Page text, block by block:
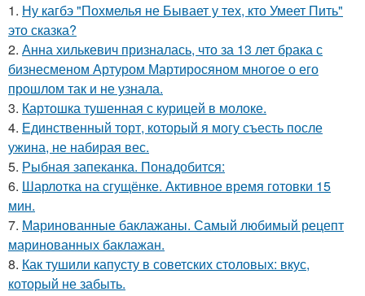
1. Ну кагбэ "Похмелья не Бывает у тех, кто Умеет Пить"
это сказка?
2. Анна хилькевич призналась, что за 13 лет брака с
бизнесменом Артуром Мартиросяном многое о его
прошлом так и не узнала.
3. Картошка тушенная с курицей в молоке.
4. Единственный торт, который я могу съесть после
ужина, не набирая вес.
5. Рыбная запеканка. Понадобится:
6. Шарлотка на сгущёнке. Активное время готовки 15
мин.
7. Маринованные баклажаны. Самый любимый рецепт
маринованных баклажан.
8. Как тушили капусту в советских столовых: вкус,
который не забыть.